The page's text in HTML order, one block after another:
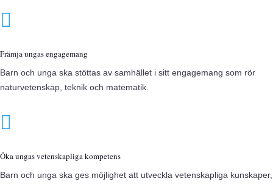

Främja ungas engagemang
Barn och unga ska stöttas av samhället i sitt engagemang som rör
naturvetenskap, teknik och matematik.

Öka ungas vetenskapliga kompetens
Barn och unga ska ges möjlighet att utveckla vetenskapliga kunskaper,